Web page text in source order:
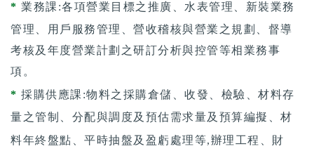
* 業務課:各項營業目標之推廣、水表管理、新裝業務
管理、用戶服務管理、營收稽核與營業之規劃、督導
考核及年度營業計劃之研訂分析與控管等相業務事
項。
* 採購供應課:物料之採購倉儲、收發、檢驗、材料存
量之管制、分配與調度及預估需求量及預算編擬、材
料年終盤點、平時抽盤及盈虧處理等,辦理工程、財